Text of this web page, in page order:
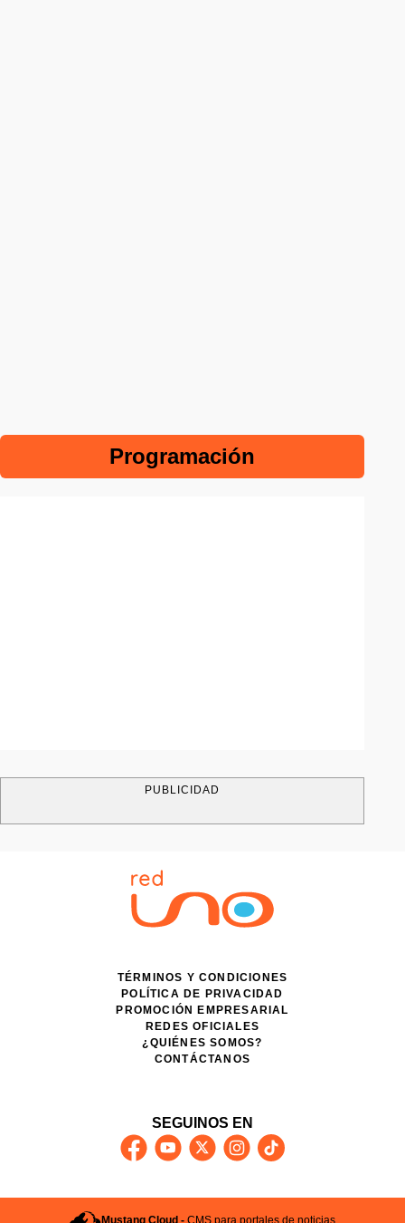
Programación
PUBLICIDAD
TÉRMINOS Y CONDICIONES
POLÍTICA DE PRIVACIDAD
PROMOCIÓN EMPRESARIAL
REDES OFICIALES
¿QUIÉNES SOMOS?
CONTÁCTANOS
SEGUINOS EN
Mustang Cloud -CMS para portales de noticias